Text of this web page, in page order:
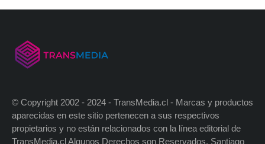
© Copyright 2002 - 2024 - TransMedia.cl - Marcas y productos
aparecidas en este sitio pertenecen a sus respectivos
propietarios y no están relacionados con la línea editorial de
TransMedia.cl Algunos Derechos son Reservados. Santiago